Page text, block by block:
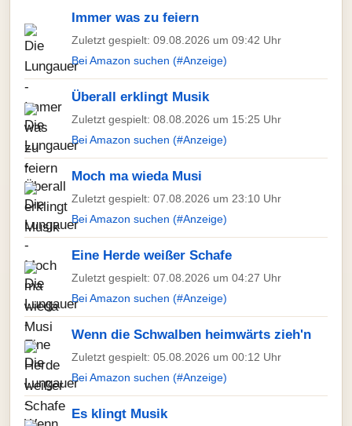
Immer was zu feiern
Zuletzt gespielt: 09.08.2026 um 09:42 Uhr
Bei Amazon suchen (#Anzeige)
Überall erklingt Musik
Zuletzt gespielt: 08.08.2026 um 15:25 Uhr
Bei Amazon suchen (#Anzeige)
Moch ma wieda Musi
Zuletzt gespielt: 07.08.2026 um 23:10 Uhr
Bei Amazon suchen (#Anzeige)
Eine Herde weißer Schafe
Zuletzt gespielt: 07.08.2026 um 04:27 Uhr
Bei Amazon suchen (#Anzeige)
Wenn die Schwalben heimwärts zieh'n
Zuletzt gespielt: 05.08.2026 um 00:12 Uhr
Bei Amazon suchen (#Anzeige)
Es klingt Musik